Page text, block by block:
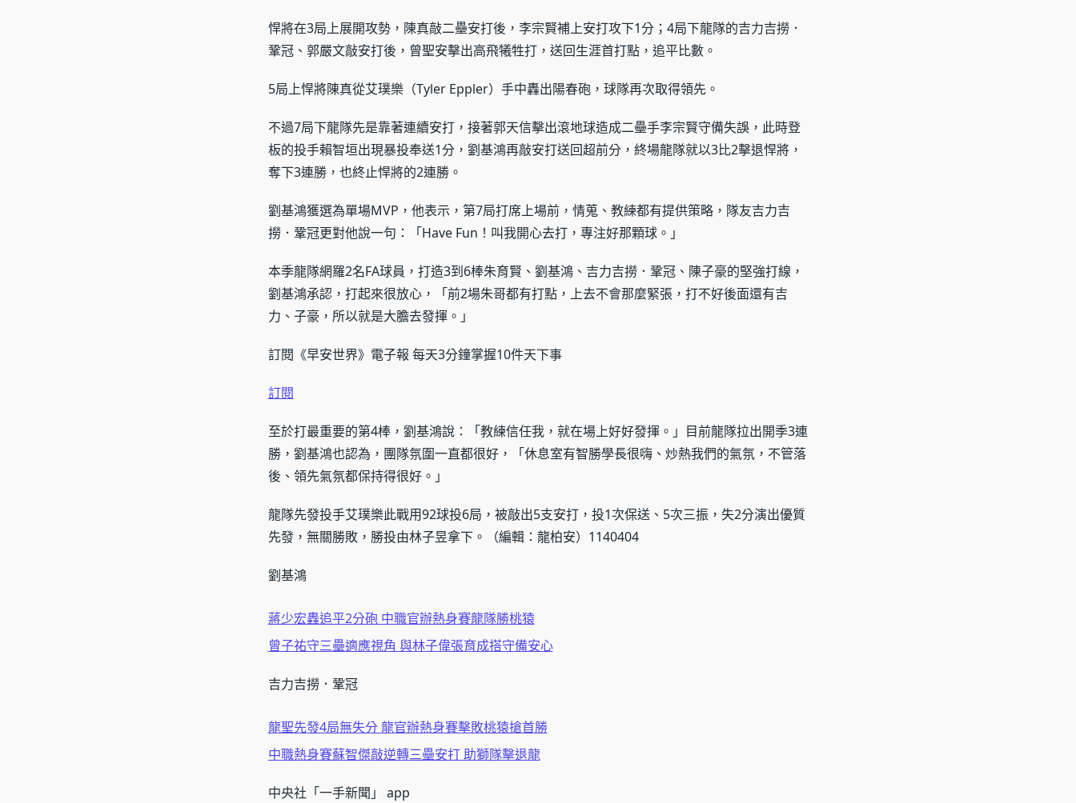
悍將在3局上展開攻勢，陳真敲二壘安打後，李宗賢補上安打攻下1分；4局下龍隊的吉力吉撈．
鞏冠、郭嚴文敲安打後，曾聖安擊出高飛犧牲打，送回生涯首打點，追平比數。
5局上悍將陳真從艾璞樂（Tyler Eppler）手中轟出陽春砲，球隊再次取得領先。
不過7局下龍隊先是靠著連續安打，接著郭天信擊出滾地球造成二壘手李宗賢守備失誤，此時登
板的投手賴智垣出現暴投奉送1分，劉基鴻再敲安打送回超前分，終場龍隊就以3比2擊退悍將，
奪下3連勝，也終止悍將的2連勝。
劉基鴻獲選為單場MVP，他表示，第7局打席上場前，情蒐、教練都有提供策略，隊友吉力吉
撈．鞏冠更對他說一句：「Have Fun！叫我開心去打，專注好那顆球。」
本季龍隊網羅2名FA球員，打造3到6棒朱育賢、劉基鴻、吉力吉撈．鞏冠、陳子豪的堅強打線，
劉基鴻承認，打起來很放心，「前2場朱哥都有打點，上去不會那麼緊張，打不好後面還有吉
力、子豪，所以就是大膽去發揮。」
訂閱《早安世界》電子報 每天3分鐘掌握10件天下事
訂閱
至於打最重要的第4棒，劉基鴻說：「教練信任我，就在場上好好發揮。」目前龍隊拉出開季3連
勝，劉基鴻也認為，團隊氛圍一直都很好，「休息室有智勝學長很嗨、炒熱我們的氣氛，不管落
後、領先氣氛都保持得很好。」
龍隊先發投手艾璞樂此戰用92球投6局，被敲出5支安打，投1次保送、5次三振，失2分演出優質
先發，無關勝敗，勝投由林子昱拿下。（編輯：龍柏安）1140404
劉基鴻
蔣少宏轟追平2分砲 中職官辦熱身賽龍隊勝桃猿
曾子祐守三壘適應視角 與林子偉張育成搭守備安心
吉力吉撈．鞏冠
龍聖先發4局無失分 龍官辦熱身賽擊敗桃猿搶首勝
中職熱身賽蘇智傑敲逆轉三壘安打 助獅隊擊退龍
中央社「一手新聞」 app